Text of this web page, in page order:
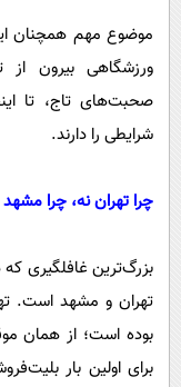
موضوع مهم همچنان
ورزشگاهی بیرون از
صحبت‌های تاج، تا
شرایطی را دارند.
چرا تهران نه، چرا
بزرگ‌ترین غافلگیری
تهران و مشهد است.
بوده است؛ از همان
برای اولین بار